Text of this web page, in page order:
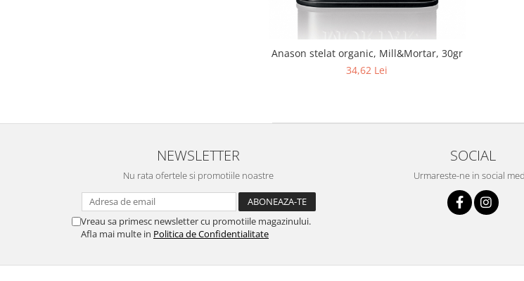
Anason stelat organic, Mill&Mortar, 30gr
34,62 Lei
NEWSLETTER
Nu rata ofertele si promotiile noastre
Vreau sa primesc newsletter cu promotiile magazinului.
Afla mai multe in Politica de Confidentialitate
SOCIAL
Urmareste-ne in social